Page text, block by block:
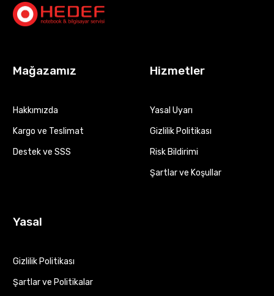
Mağazamız
Hakkımızda
Kargo ve Teslimat
Destek ve SSS
Hizmetler
Yasal Uyarı
Gizlilik Politikası
Risk Bildirimi
Şartlar ve Koşullar
Yasal
Gizlilik Politikası
Şartlar ve Politikalar